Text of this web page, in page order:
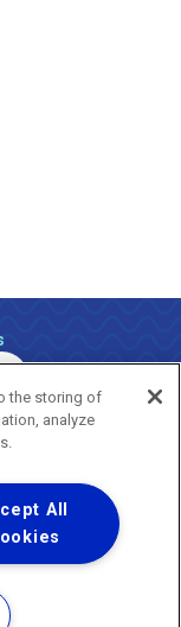
Reservados.
the storing of
analyze
All